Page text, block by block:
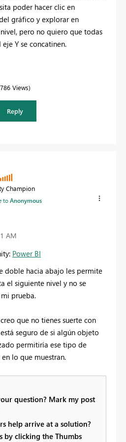
poder hacer clic en
gráfico y explorar en
pero no quiero que todas
Y se concatinen.
786 Views
Reply
Champion
toAnonymous
AM
Power BI
doble hacia abajo les permite
el siguiente nivel y no se
prueba.
que no tienes suerte con
seguro de si algún objeto
permitiría ese tipo de
lo que muestran.
question? Mark my post
help arrive at a solution?
by clicking the Thumbs